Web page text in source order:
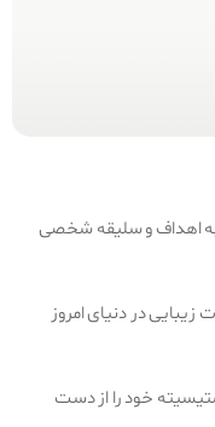
اهداف و سلیقه شخصی
در دنیای امروز
خود را از دست